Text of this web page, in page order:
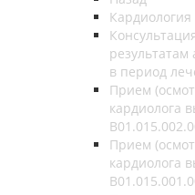
Кардиология
в период
Прием
кардиолога
Прием
кардиолога